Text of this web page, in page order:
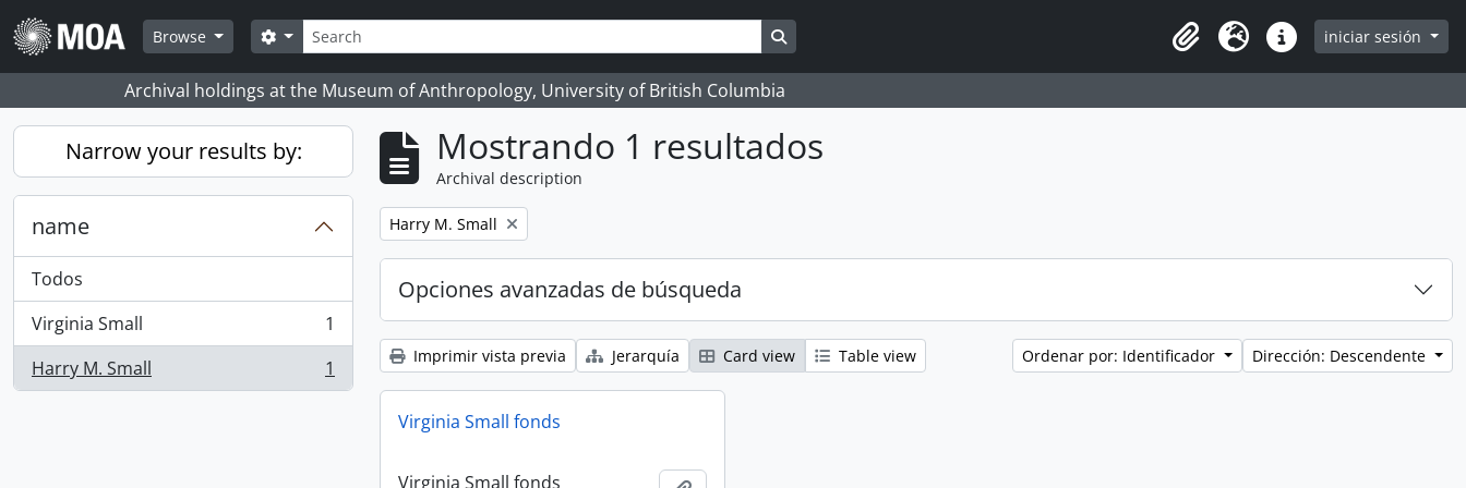
Skip to main content
Browse
Búsqueda
Search options Search in browse page
Clipboard
Idioma Enlaces rápidos
iniciar sesión
Archival holdings at the Museum of Anthropology, University of British Columbia
Narrow your results by:
name
Todos
Virginia Small
, 1 resultados
1
Harry M. Small
, 1 resultados 1
Mostrando 1 resultados
Archival description
Remove filter:
Harry M. Small
Opciones avanzadas de búsqueda
Imprimir vista previa Jerarquía Card view Table view Ordenar por: Identificador Dirección: Descendente
Virginia Small fonds
Virginia Small fonds